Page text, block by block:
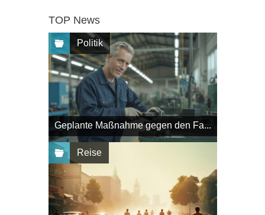
TOP News
Politik
Geplante Maßnahme gegen den Fa...
Reise